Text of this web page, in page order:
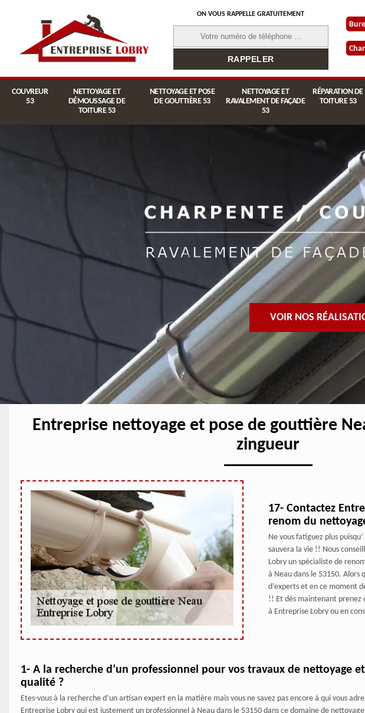
ON VOUS RAPPELLE GRATUITEMENT
COUVREUR
53
NETTOYAGE ET
DÉMOUSSAGE DE
TOITURE 53
NETTOYAGE ET POSE
DE GOUTTIÈRE 53
NETTOYAGE ET
RAVALEMENT DE FAÇADE
53
RÉPARATION DE
TOITURE 53
VOIR NOS
Entreprise nettoyage et pose de gouttière
zingueur
17- Contactez
renom du
Ne vous fatiguez plus
sauvera la vie !! Nous
Lobry un spécialiste de
à Neau dans le 53150. Alors
d’experts et en ce moment
!! Et dès maintenant
à Entreprise Lobry ou en
1- A la recherche d’un professionnel pour vos travaux de nettoyage
qualité ?
Etes-vous à la recherche d’un artisan expert en la matière mais vous ne savez pas encore à qui vous
Entreprise Lobry qui est justement un professionnel à Neau dans le 53150 dans ce domaine de